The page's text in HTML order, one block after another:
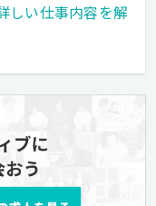
しい仕事内容を解